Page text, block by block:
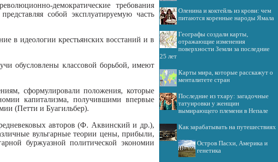
демократические требования
собой эксплуатируемую часть
в идеологии крестьянских восстаний и в
обусловлены классовой борьбой, имеют
сформулировали положения, которые
капитализма, получившими впервые
(Петти и Буагильбер).
авторов (Ф. Аквинский и др.),
вульгарные теории цены, прибыли,
буржуазной политической экономии
Оленина и коктейль из крови: чем
питаются коренные народы Ямала
Географы создали карты,
отражающие изменения
поверхности Земли за последние
25 лет
Карты мира, которые расскажут о
менталитете стран
Последние из тхару: загадочные
татуировки у женщин
вымирающего племени в Непале
Как зарабатывать на путешествиях
Остров Пасхи, Америка и
генетика